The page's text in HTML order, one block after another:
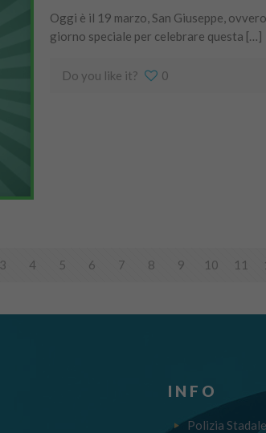
Oggi è il 19 marzo, San Giuseppe,
giorno speciale per celebrare questa […]
Do you like it? 0
3 4 5 6 7 8 9 10 11
INFO
Polizia